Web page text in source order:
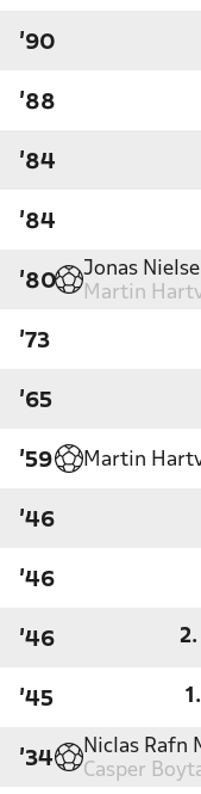
'90
'88
'84
'84
'80
Jonas
Martin
'73
'65
'59 Martin
'46
'46
'46
'45
'34
Niclas Rafn
Casper